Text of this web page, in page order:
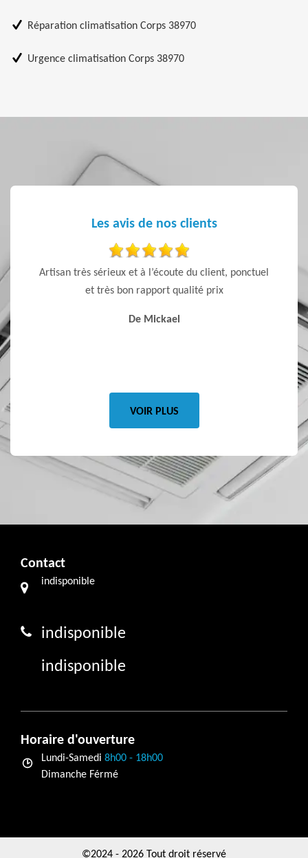
Réparation climatisation Corps 38970
Urgence climatisation Corps 38970
Les avis de nos clients
et
faire
Artisan très sérieux et à l’écoute du client, ponctuel
et très bon rapport qualité prix
De Mickael
pas
qui
VOIR PLUS
Contact
indisponible
indisponible
indisponible
Horaire d'ouverture
Lundi-Samedi 8h00 - 18h00
Dimanche Férmé
©2024 - 2026 Tout droit réservé